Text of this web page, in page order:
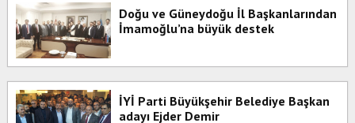
Doğu ve Güneydoğu İl Başkanlarından
İmamoğlu’na büyük destek
İYİ Parti Büyükşehir Belediye Başkan
adayı Ejder Demir